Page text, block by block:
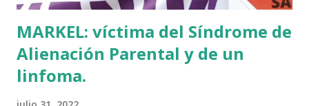
MARKEL: víctima del Síndrome de
Alienación Parental y de un
linfoma.